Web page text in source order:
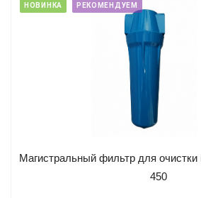
НОВИНКА РЕКОМЕНДУЕМ
Магистральный фильтр для
450